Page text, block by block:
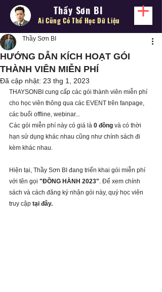
Thầy Sơn BI
Ai Cũng Có Thể Học Dữ Liệu
HƯỚNG DẪN KÍCH HOẠT GÓI
THÀNH VIÊN MIỄN PHÍ
Thầy Sơn BI
Đã cập nhật: 23 thg 1, 2023
THAYSONBI cung cấp các gói thành viên miễn phí
cho học viên thông qua các EVENT trên fanpage,
các buổi offline, webinar...
Các gói miễn phí này có giá là 0 đồng và có thời
hạn sử dụng khác nhau cũng như chính sách đi
kèm khác nhau.
Hiện tại, Thầy Sơn BI đang triển khai gói miễn phí
với tên gọi "ĐỒNG HÀNH 2023". Để xem chính
sách và cách đăng ký nhận gói này, quý học viên
truy cập tại đây.